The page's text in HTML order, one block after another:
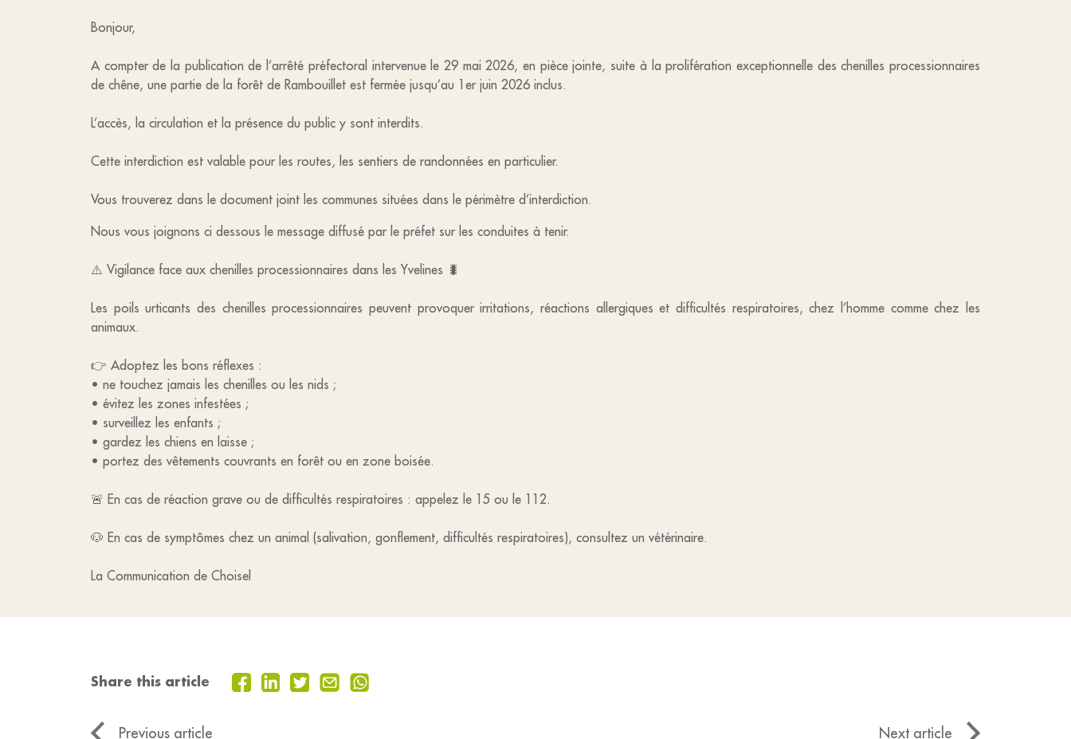
Bonjour,
A compter de la publication de l’arrêté préfectoral intervenue le 29 mai 2026, en pièce jointe, suite à la prolifération exceptionnelle des chenilles processionnaires
de chêne, une partie de la forêt de Rambouillet est fermée jusqu’au 1er juin 2026 inclus.
L’accès, la circulation et la présence du public y sont interdits.
Cette interdiction est valable pour les routes, les sentiers de randonnées en particulier.
Vous trouverez dans le document joint les communes situées dans le périmètre d’interdiction.
Nous vous joignons ci dessous le message diffusé par le préfet sur les conduites à tenir.
⚠️ Vigilance face aux chenilles processionnaires dans les Yvelines 🐛
Les poils urticants des chenilles processionnaires peuvent provoquer irritations, réactions allergiques et difficultés respiratoires, chez l’homme comme chez les
animaux.
👉 Adoptez les bons réflexes :
• ne touchez jamais les chenilles ou les nids ;
• évitez les zones infestées ;
• surveillez les enfants ;
• gardez les chiens en laisse ;
• portez des vêtements couvrants en forêt ou en zone boisée.
🚨 En cas de réaction grave ou de difficultés respiratoires : appelez le 15 ou le 112.
🐶 En cas de symptômes chez un animal (salivation, gonflement, difficultés respiratoires), consultez un vétérinaire.
La Communication de Choisel
Share this article
Previous article Next article